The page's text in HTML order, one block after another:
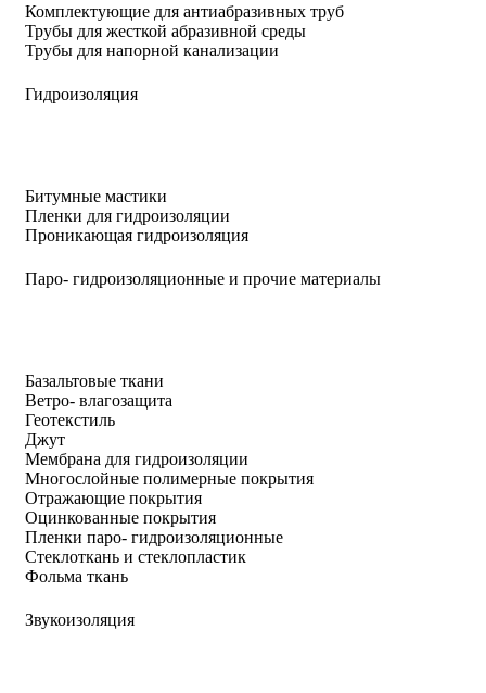
Комплектующие для антиабразивных труб
Трубы для жесткой абразивной среды
Трубы для напорной канализации
Гидроизоляция
Битумные мастики
Пленки для гидроизоляции
Проникающая гидроизоляция
Паро- гидроизоляционные и прочие материалы
Базальтовые ткани
Ветро- влагозащита
Геотекстиль
Джут
Мембрана для гидроизоляции
Многослойные полимерные покрытия
Отражающие покрытия
Оцинкованные покрытия
Пленки паро- гидроизоляционные
Стеклоткань и стеклопластик
Фольма ткань
Звукоизоляция